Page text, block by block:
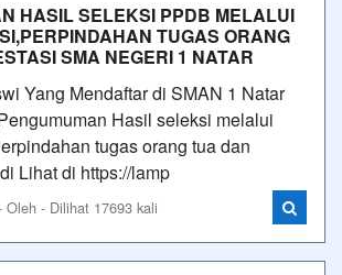
HASIL SELEKSI PPDB MELALUI
TUGAS ORANG
SMA NEGERI 1 NATAR
Yang Mendaftar di SMAN 1 Natar
Hasil seleksi melalui
tugas orang tua dan
Lihat di https://lamp
- Dilihat 17693 kali